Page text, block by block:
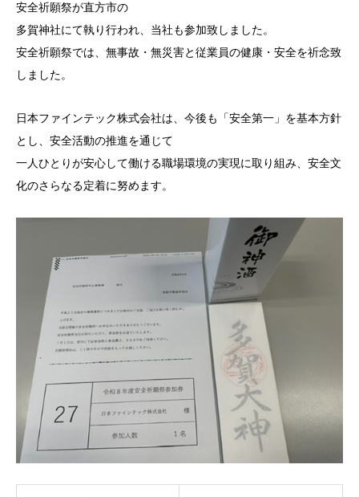
安全祈願祭が直方市の
多賀神社にて執り行われ、当社も参加致しました。
安全祈願祭では、無事故・無災害と従業員の健康・安全を祈念致
しました。
日本ファインテック株式会社は、今後も「安全第一」を基本方針
とし、安全活動の推進を通じて
一人ひとりが安心して働ける職場環境の実現に取り組み、安全文
化のさらなる定着に努めます。